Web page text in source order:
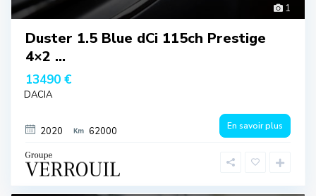
1
Duster 1.5 Blue dCi 115ch Prestige
4×2 ...
13490 €
DACIA
2020 62000 En savoir plus